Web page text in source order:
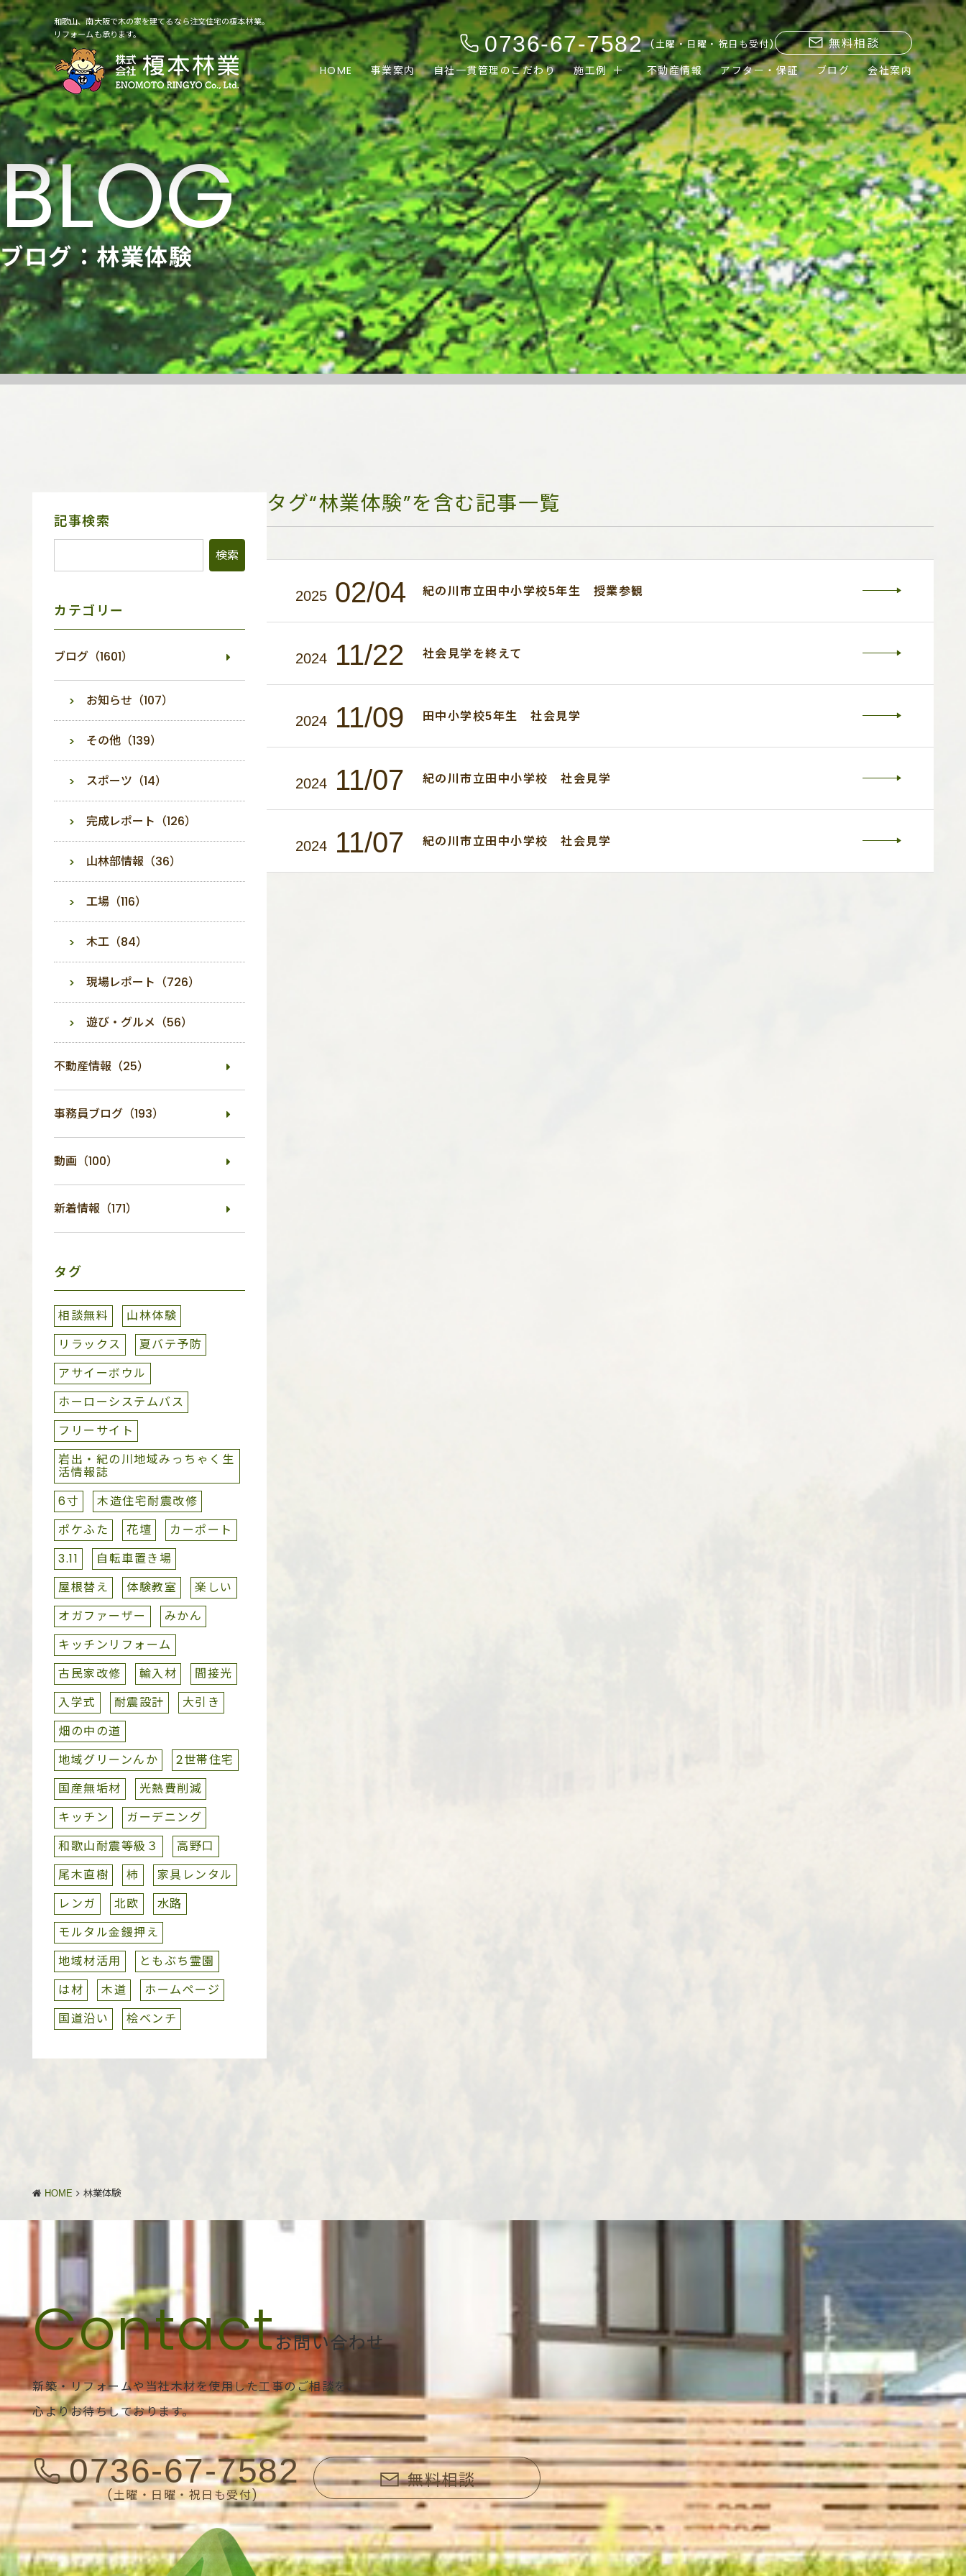
和歌山、南大阪で木の家を建てるなら注文住宅の榎本林業。
リフォームも承ります。
0736-67-7582 (土曜・日曜・祝日も受付) 無料相談
HOME 事業案内 自社一貫管理のこだわり 施工例 不動産情報 アフター・保証 ブログ 会社案内
ブログ：林業体験
タグ“林業体験”を含む記事一覧
2025 02/04 紀の川市立田中小学校5年生 授業参観
2024 11/22 社会見学を終えて
2024 11/09 田中小学校5年生 社会見学
2024 11/07 紀の川市立田中小学校 社会見学
2024 11/07 紀の川市立田中小学校 社会見学
サ
ニ
記事検索
カテゴリー
ブログ（1601）
お知らせ（107）
その他（139）
スポーツ（14）
完成レポート（126）
山林部情報（36）
工場（116）
木工（84）
現場レポート（726）
遊び・グルメ（56）
不動産情報（25）
事務員ブログ（193）
動画（100）
新着情報（171）
タグ
相談無料
山林体験
リラックス
夏バテ予防
アサイーボウル
ホーローシステムバス
フリーサイト
岩出・紀の川地域みっちゃく生
活情報誌
6寸
木造住宅耐震改修
ポケふた
花壇
カーポート
3.11
自転車置き場
屋根替え
体験教室
楽しい
オガファーザー
みかん
キッチンリフォーム
古民家改修
輸入材
間接光
入学式
耐震設計
大引き
畑の中の道
地域グリーンんか
2世帯住宅
国産無垢材
光熱費削減
キッチン
ガーデニング
和歌山耐震等級３
高野口
尾木直樹
柿
家具レンタル
レンガ
北欧
水路
モルタル金鏝押え
地域材活用
ともぶち霊園
は材
木道
ホームページ
国道沿い
桧ベンチ
HOME 林業体験
お問い合わせ
新築・リフォームや当社木材を使用した工事のご相談を、
心よりお待ちしております。
0736-67-7582
(土曜・日曜・祝日も受付)
無料相談